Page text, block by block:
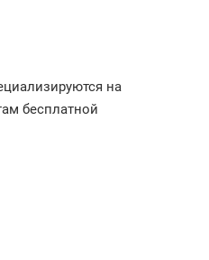
на
бесплатной